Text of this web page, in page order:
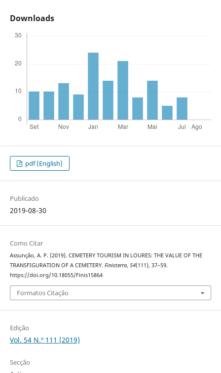
Downloads
pdf (English)
Publicado
2019-08-30
Como Citar
Assunção, A. P. (2019). CEMETERY TOURISM IN LOURES: THE VALUE OF THE
TRANSFIGURATION OF A CEMETERY. Finisterra, 54(111), 37–59.
https://doi.org/10.18055/Finis15864
Formatos Citação
Edição
Vol. 54 N.º 111 (2019)
Secção